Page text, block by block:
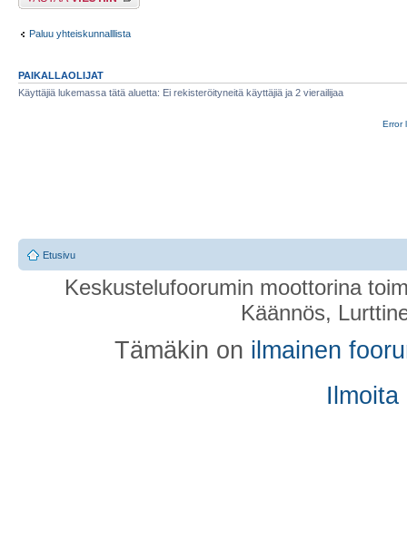
Paluu yhteiskunnalllista
PAIKALLAOLIJAT
Käyttäjiä lukemassa tätä aluetta: Ei rekisteröityneitä käyttäjiä ja 2 vierailijaa
Error
Etusivu
Keskustelufoorumin moottorina
Käännös,
Tämäkin on ilmainen